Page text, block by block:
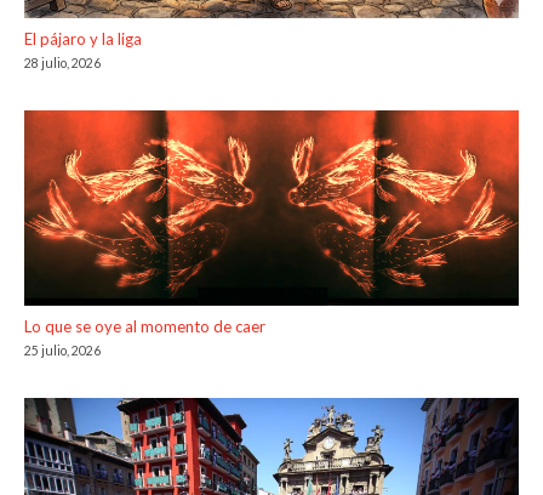
El pájaro y la liga
28 julio, 2026
Lo que se oye al momento de caer
25 julio, 2026